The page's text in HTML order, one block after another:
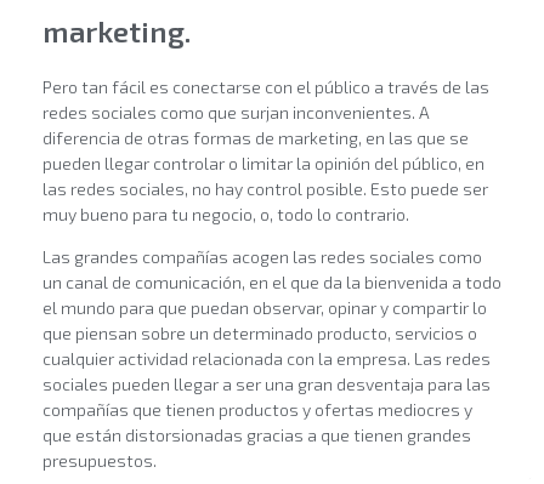
marketing.
Pero tan fácil es conectarse con el público a través de las
redes sociales como que surjan inconvenientes. A
diferencia de otras formas de marketing, en las que se
pueden llegar controlar o limitar la opinión del público, en
las redes sociales, no hay control posible. Esto puede ser
muy bueno para tu negocio, o, todo lo contrario.
Las grandes compañías acogen las redes sociales como
un canal de comunicación, en el que da la bienvenida a todo
el mundo para que puedan observar, opinar y compartir lo
que piensan sobre un determinado producto, servicios o
cualquier actividad relacionada con la empresa. Las redes
sociales pueden llegar a ser una gran desventaja para las
compañías que tienen productos y ofertas mediocres y
que están distorsionadas gracias a que tienen grandes
presupuestos.